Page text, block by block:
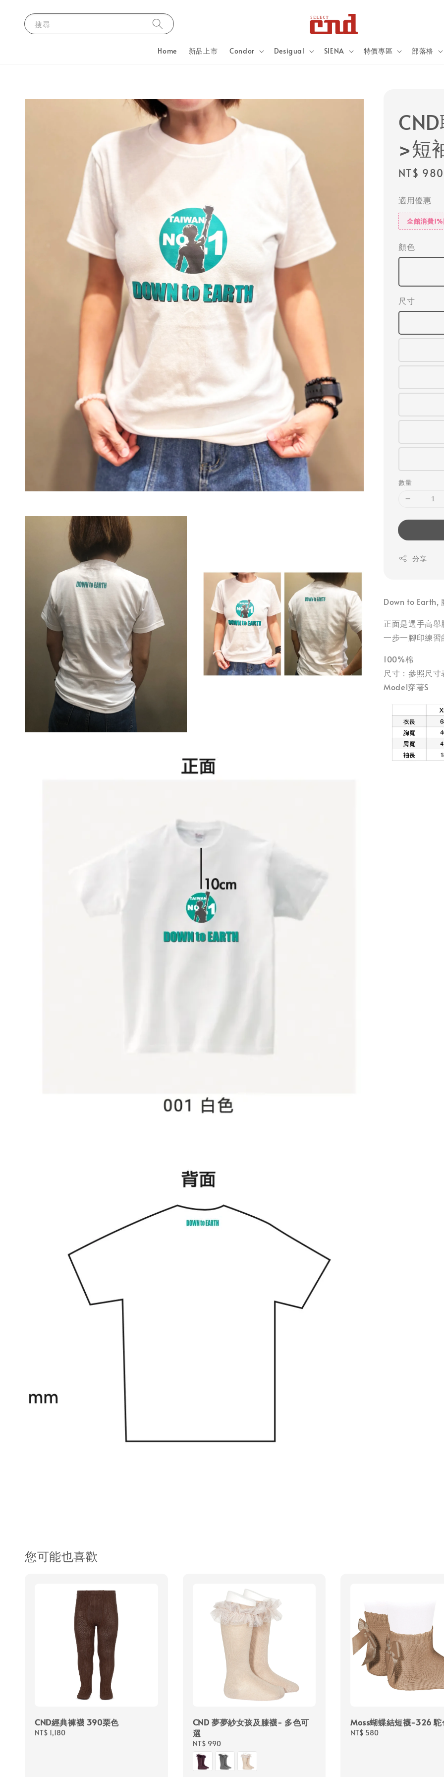
搜尋
Home 新品上市 Condor Desigual SIENA 特價專區 部落格
>短
Regular
NT$ 980
適用優惠
全館消費
顏色
尺寸
數量
分享
Down to Earth,
正面是選手高
一步一腳印練
100%棉
尺寸：參照尺寸
Model穿著S
您可能也喜歡
CND經典褲襪 390栗色
Regular
NT$ 1,180
CND 夢夢紗女孩及膝襪- 多色可
選
Regular
price
NT$ 990
Moss蝴蝶結短襪-326 駝
Regular
NT$ 580